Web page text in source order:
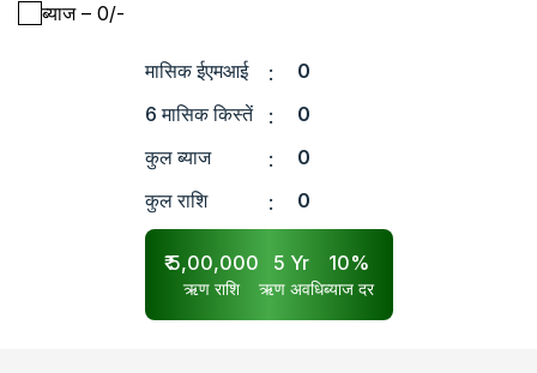
ब्याज– ₹ 0/-
मासिक ईएमआई :
0
6 मासिक किस्तें
:
0
कुल ब्याज
:
0
कुल राशि
: 0
₹5,00,000
ऋण राशि
5 Yr
ऋण अवधि
10%
ब्याज दर